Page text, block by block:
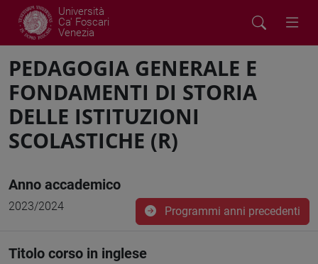
Università
Ca' Foscari
Venezia
PEDAGOGIA GENERALE E
FONDAMENTI DI STORIA
DELLE ISTITUZIONI
SCOLASTICHE (R)
Anno accademico
2023/2024 Programmi anni precedenti
Titolo corso in inglese